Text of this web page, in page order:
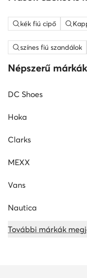
kék fiú cipő
színes fiú szandálok
Népszerű
DC Shoes
Hoka
Clarks
MEXX
Vans
Nautica
További márkák